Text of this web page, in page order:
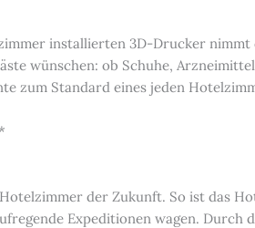
installierten 3D-Drucker nimmt
wünschen: ob Schuhe,
zum Standard eines jeden
der Zukunft. So ist das
Expeditionen wagen.